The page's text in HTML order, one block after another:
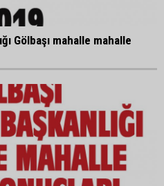
Gölbaşı mahalle mahalle